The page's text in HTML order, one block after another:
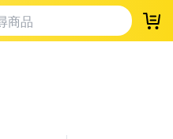
登